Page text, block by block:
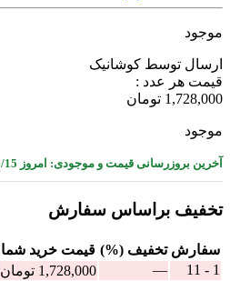
موجود
ارسال توسط کوشانیک
قیمت هر عدد :
1,728,000 تومان
موجود
آخرین بروزرسانی قیمت و موجودی: امروز 1405/05/15
تخفیف براساس سفارش
سفارش تخفیف (%) قيمت خرید شما
1 - 11
—
1,728,000 تومان